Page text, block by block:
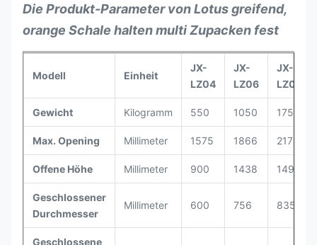
Die Produkt-Parameter von Lotus greifend,
orange Schale halten multi Zupacken fest
Modell Einheit
JX-
LZ04
JX-
LZ06
JX-
LZ08
Gewicht Kilogramm 550 1050 1750
Max. Opening Millimeter 1575 1866 2178
Offene Höhe Millimeter 900 1438 1496
Geschlossener
Durchmesser
Millimeter 600 756 835
Geschlossene